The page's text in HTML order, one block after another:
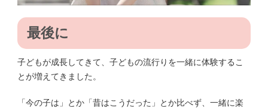
最後に
子どもが成長してきて、子どもの流行りを一緒に体験するこ
とが増えてきました。
「今の子は」とか「昔はこうだった」とか比べず、一緒に楽